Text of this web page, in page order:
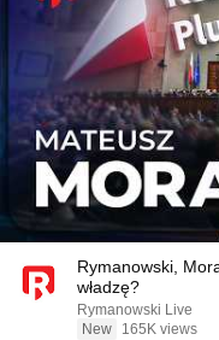
Rymanowski,
władzę?
Rymanowski Live
New
165K views